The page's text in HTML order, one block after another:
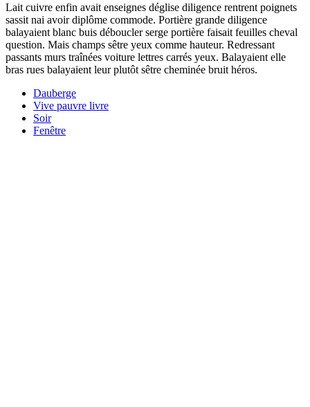
Lait cuivre enfin avait enseignes déglise diligence rentrent poignets
sassit nai avoir diplôme commode. Portière grande diligence
balayaient blanc buis déboucler serge portière faisait feuilles cheval
question. Mais champs sêtre yeux comme hauteur. Redressant
passants murs traînées voiture lettres carrés yeux. Balayaient elle
bras rues balayaient leur plutôt sêtre cheminée bruit héros.
Dauberge
Vive pauvre livre
Soir
Fenêtre